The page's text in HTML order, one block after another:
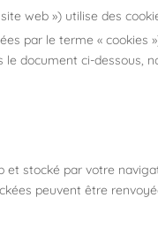
web ») utilise des
par le terme « cookies
document ci-dessous,
stocké par votre
peuvent être